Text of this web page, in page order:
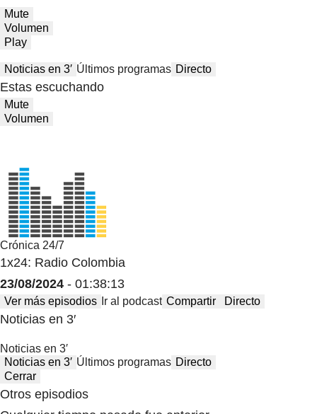
Mute
Volumen
Play
Noticias en 3′ Últimos programas Directo
Estas escuchando
Mute
Volumen
Crónica 24/7
1x24: Radio Colombia
23/08/2024 - 01:38:13
Ver más episodios Ir al podcast Compartir Directo
Noticias en 3′
Noticias en 3′
Noticias en 3′ Últimos programas Directo
Cerrar
Otros episodios